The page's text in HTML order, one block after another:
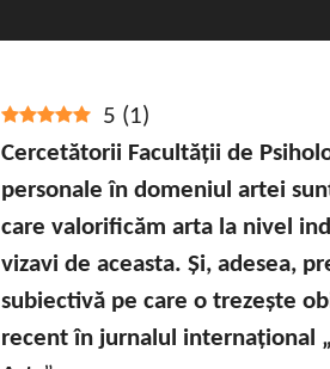
5 (1)
Cercetătorii Facultății de
personale în domeniul artei
care valorificăm arta la nivel
vizavi de aceasta. Și, adesea,
subiectivă pe care o trezește
recent în jurnalul internațional